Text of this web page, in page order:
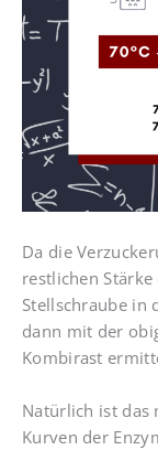
Da die
restlichen
Stellschraube in
dann mit der
Kombirast
Natürlich ist das
Kurven der